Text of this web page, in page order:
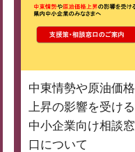
中東情勢や原油価格
上昇の影響を受ける
中小企業向け相談窓
口について